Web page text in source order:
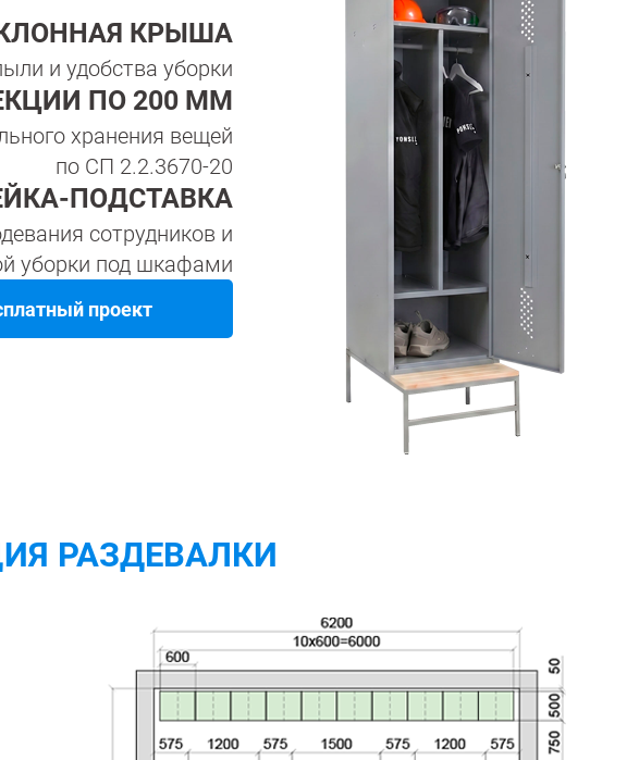
КРЫША
и удобства уборки
ПО 200 ММ
хранения вещей
по СП 2.2.3670-20
ПОДСТАВКА
сотрудников и
уборки под шкафами
проект
РАЗДЕВАЛКИ